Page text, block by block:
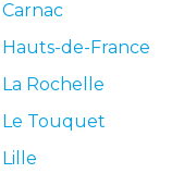
Carnac
Hauts-de-France
La Rochelle
Le Touquet
Lille